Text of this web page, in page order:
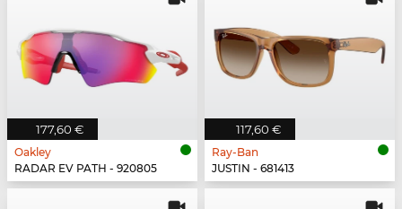
177,60 €
Oakley
RADAR EV PATH - 920805
117,60 €
Ray-Ban
JUSTIN - 681413